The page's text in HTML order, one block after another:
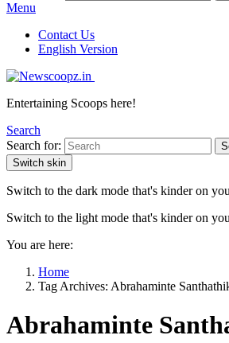
Menu
Contact Us
English Version
Entertaining Scoops here!
Search
Search for:
Switch skin
Switch to the dark mode that's kinder on
Switch to the light mode that's kinder on
You are here:
Home
Tag Archives: Abrahaminte
Abrahaminte